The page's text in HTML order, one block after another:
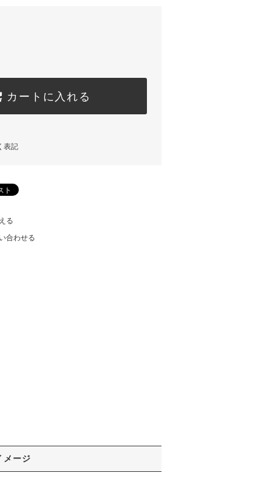
カートに入れる
表記
る
合わせる
メージ